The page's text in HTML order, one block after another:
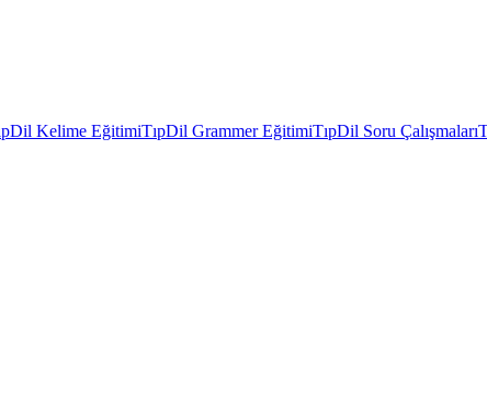
Kelime EğitimiTıpDil Grammer EğitimiTıpDil Soru Çalışmaları